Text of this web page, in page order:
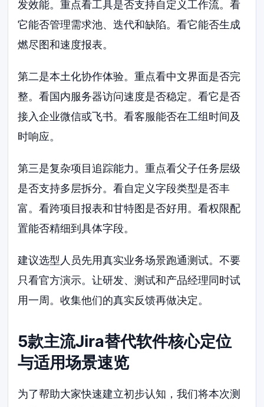
发效能。重点看工具是否支持自定义工作流。看
它能否管理需求池、迭代和缺陷。看它能否生成
燃尽图和速度报表。
第二是本土化协作体验。重点看中文界面是否完
整。看国内服务器访问速度是否稳定。看它是否
接入企业微信或飞书。看客服能否在工组时间及
时响应。
第三是复杂项目追踪能力。重点看父子任务层级
是否支持多层拆分。看自定义字段类型是否丰
富。看跨项目报表和甘特图是否好用。看权限配
置能否精细到具体字段。
建议选型人员先用真实业务场景跑通测试。不要
只看官方演示。让研发、测试和产品经理同时试
用一周。收集他们的真实反馈再做决定。
5款主流Jira替代软件核心定位
与适用场景速览
为了帮助大家快速建立初步认知，我们将本次测